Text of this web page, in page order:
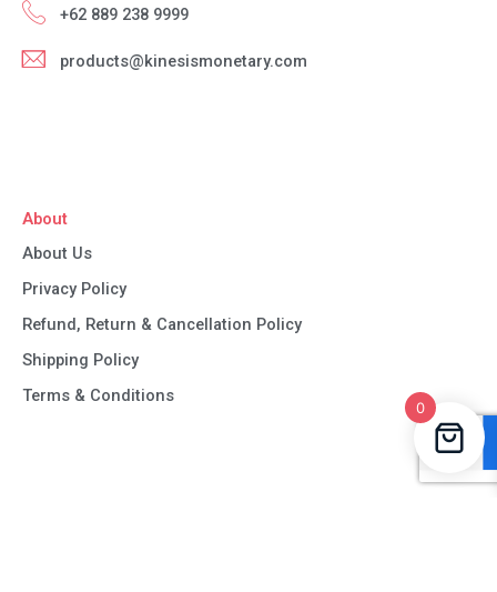
+62 889 238 9999
products@kinesismonetary.com
About
About Us
Privacy Policy
Refund, Return & Cancellation Policy
Shipping Policy
Terms & Conditions
0